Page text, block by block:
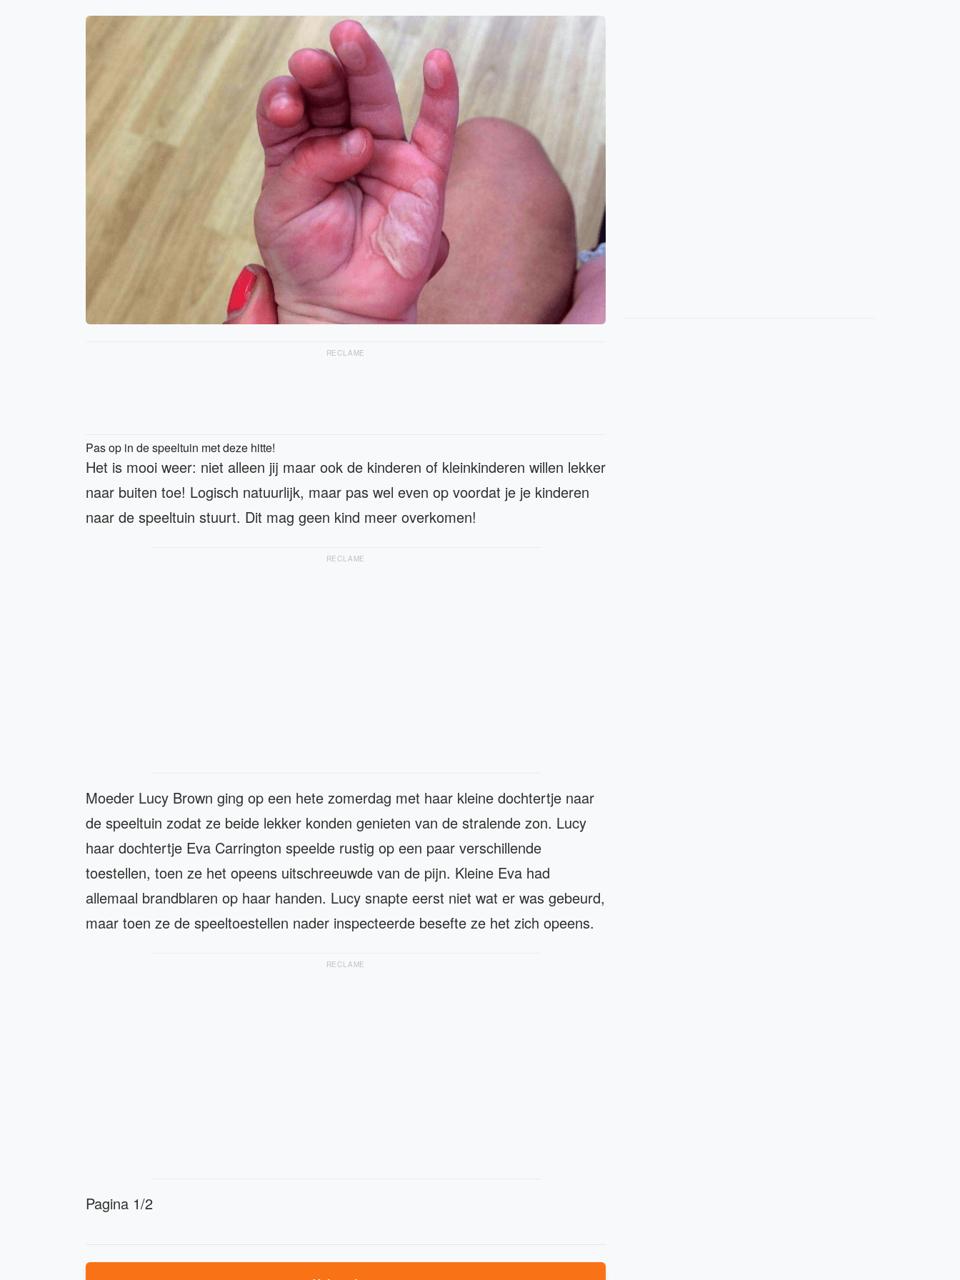
RECLAME
Pas op in de speeltuin met deze hitte!
Het is mooi weer: niet alleen jij maar ook de kinderen of kleinkinderen willen lekker
naar buiten toe! Logisch natuurlijk, maar pas wel even op voordat je je kinderen
naar de speeltuin stuurt. Dit mag geen kind meer overkomen!
RECLAME
Moeder Lucy Brown ging op een hete zomerdag met haar kleine dochtertje naar
de speeltuin zodat ze beide lekker konden genieten van de stralende zon. Lucy
haar dochtertje Eva Carrington speelde rustig op een paar verschillende
toestellen, toen ze het opeens uitschreeuwde van de pijn. Kleine Eva had
allemaal brandblaren op haar handen. Lucy snapte eerst niet wat er was gebeurd,
maar toen ze de speeltoestellen nader inspecteerde besefte ze het zich opeens.
RECLAME
Pagina 1/2